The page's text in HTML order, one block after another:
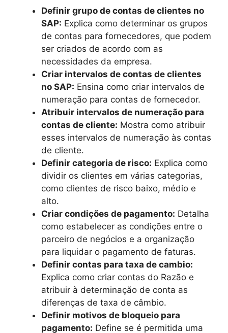
Definir grupo de contas de clientes no
SAP: Explica como determinar os grupos
de contas para fornecedores, que podem
ser criados de acordo com as
necessidades da empresa.
Criar intervalos de contas de clientes
no SAP: Ensina como criar intervalos de
numeração para contas de fornecedor.
Atribuir intervalos de numeração para
contas de cliente: Mostra como atribuir
esses intervalos de numeração às contas
de cliente.
Definir categoria de risco: Explica como
dividir os clientes em várias categorias,
como clientes de risco baixo, médio e
alto.
Criar condições de pagamento: Detalha
como estabelecer as condições entre o
parceiro de negócios e a organização
para liquidar o pagamento de faturas.
Definir contas para taxa de cambio:
Explica como criar contas do Razão e
atribuir à determinação de conta as
diferenças de taxa de câmbio.
Definir motivos de bloqueio para
pagamento: Define se é permitida uma